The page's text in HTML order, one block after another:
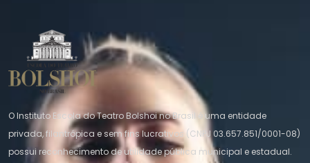
O Instituto Escola do Teatro Bolshoi no Brasil é uma entidade
privada, filantrópica e sem fins lucrativos (CNPJ 03.657.851/0001-08)
possui reconhecimento de utilidade pública municipal e estadual.